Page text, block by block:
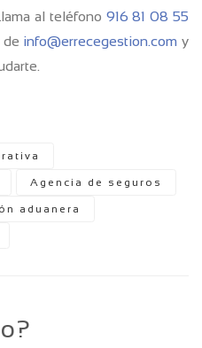
al teléfono 916 81 08 55
de info@errecegestion.com y
Agencia de seguros
aduanera